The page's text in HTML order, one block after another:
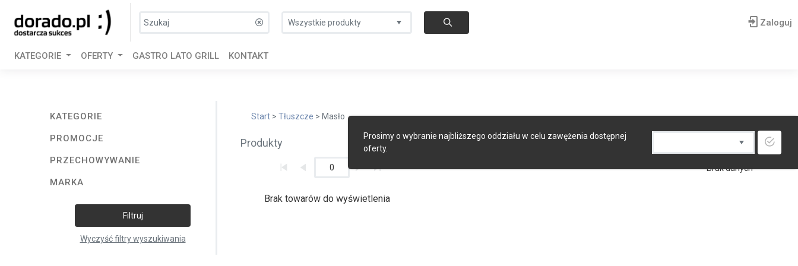
Wszystkie produkty Zaloguj
KATEGORIE OFERTY GASTRO LATO GRILL KONTAKT
Prosimy o wybranie najbliższego oddziału w celu zawężenia dostępnej
oferty.
KATEGORIE
PROMOCJE
PRZECHOWYWANIE
MARKA
Filtruj
Wyczyść filtry wyszukiwania
Start > Tłuszcze > Masło
Produkty
0 Brak danych
Brak towarów do wyświetlenia